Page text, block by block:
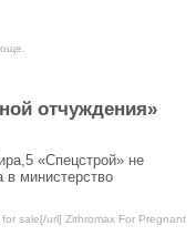
отчуждения»
«Спецстрой» не
в министерство
sale[/url] Zithromax For Pregnant